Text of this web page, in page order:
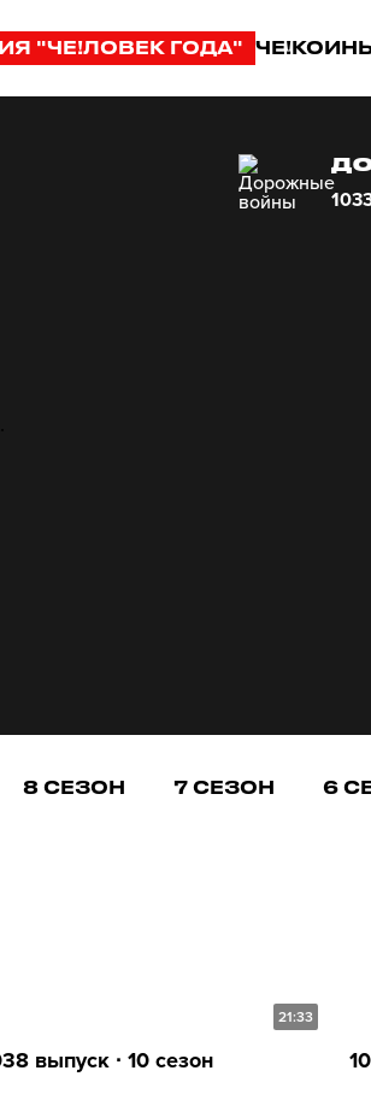
"ЧЕ!ЛОВЕК ГОДА"
8 СЕЗОН 7 СЕЗОН 6
21:33
выпуск ∙ 10 сезон